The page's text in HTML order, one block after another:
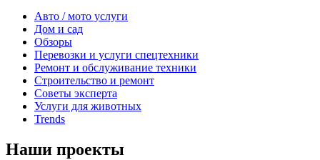
Авто / мото услуги
Дом и сад
Обзоры
Перевозки и услуги спецтехники
Ремонт и обслуживание техники
Строительство и ремонт
Советы эксперта
Услуги для животных
Trends
Наши проекты